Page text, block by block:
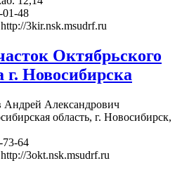
01-48
3kir.nsk.msudrf.ru
Октябрьского
г. Новосибирска
Андрей Александрович
область, г. Новосибирск,
73-64
3okt.nsk.msudrf.ru